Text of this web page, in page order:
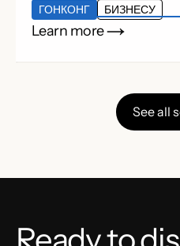
ГОНКОНГ БИЗНЕСУ
Learn more
See all